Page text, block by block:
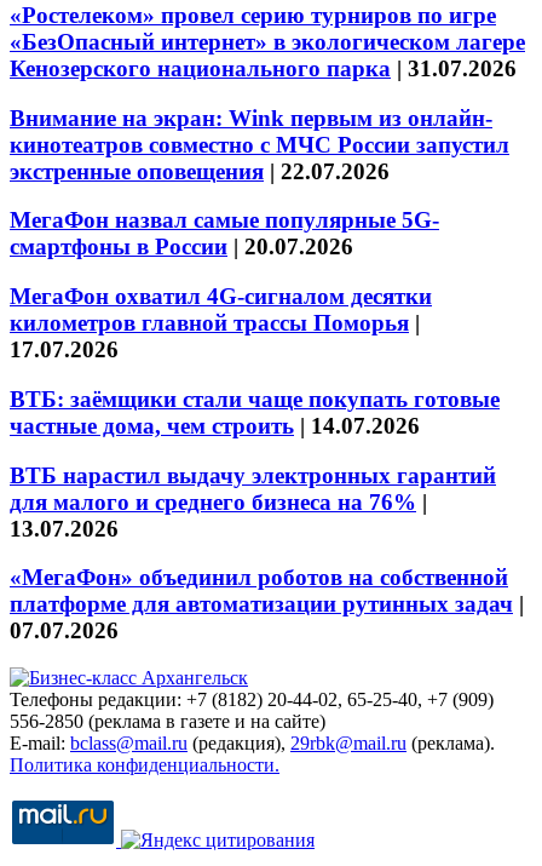
«Ростелеком» провел серию турниров по игре
«БезОпасный интернет» в экологическом лагере
Кенозерского национального парка | 31.07.2026
Внимание на экран: Wink первым из онлайн-
кинотеатров совместно с МЧС России запустил
экстренные оповещения | 22.07.2026
МегаФон назвал самые популярные 5G-
смартфоны в России | 20.07.2026
МегаФон охватил 4G-сигналом десятки
километров главной трассы Поморья |
17.07.2026
ВТБ: заёмщики стали чаще покупать готовые
частные дома, чем строить | 14.07.2026
ВТБ нарастил выдачу электронных гарантий
для малого и среднего бизнеса на 76% |
13.07.2026
«МегаФон» объединил роботов на собственной
платформе для автоматизации рутинных задач |
07.07.2026
Телефоны редакции: +7 (8182) 20-44-02, 65-25-40, +7 (909)
556-2850 (реклама в газете и на сайте)
E-mail: bclass@mail.ru (редакция), 29rbk@mail.ru (реклама).
Политика конфиденциальности.